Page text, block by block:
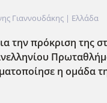
Γιαννουδάκης | Ελλάδα
την πρόκριση της
η ομάδα